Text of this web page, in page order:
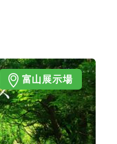
富山展示場